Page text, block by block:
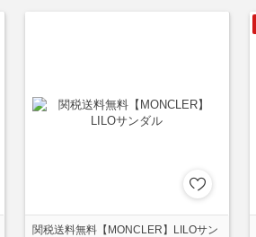
関税送料無料【MONCLER】LILOサン